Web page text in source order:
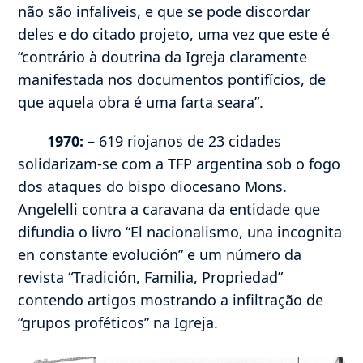
não são infalíveis, e que se pode discordar
deles e do citado projeto, uma vez que este é
“contrário à doutrina da Igreja claramente
manifestada nos documentos pontifícios, de
que aquela obra é uma farta seara”.
1970:– 619 riojanos de 23 cidades
solidarizam-se com a TFP argentina sob o fogo
dos ataques do bispo diocesano Mons.
Angelelli contra a caravana da entidade que
difundia o livro “El nacionalismo, una incognita
en constante evolución” e um número da
revista “Tradición, Familia, Propriedad”
contendo artigos mostrando a infiltração de
“grupos proféticos” na Igreja.